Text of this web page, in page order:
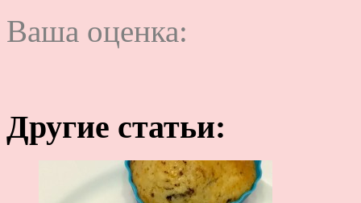
Ваша оценка:
Другие статьи: